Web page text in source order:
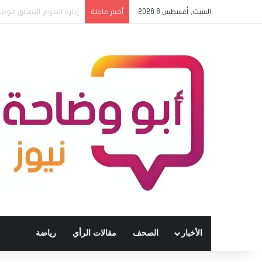
السبت, أغسطس 8 2026 أخبار عاجلة خبراء: “بنك الطاقة” سيضيف آلاف
الأخبار الصحف مقالات الرأي رياضة